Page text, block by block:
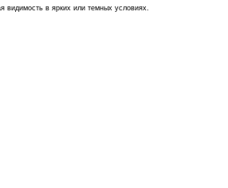
видимость в ярких или темных условиях.